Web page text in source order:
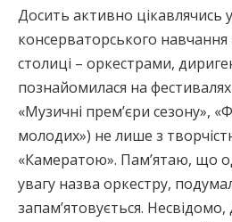
Досить активно цікавлячись
консерваторського
столиці – оркестрами,
познайомилася на
«Музичні прем’єри сезону»,
молодих») не лише з
«Камератою». Пам’ятаю, що
увагу назва оркестру,
запам’ятовується. Несвідомо,